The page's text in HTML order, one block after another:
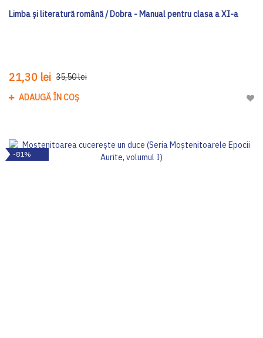
Limba şi literatură română / Dobra - Manual pentru clasa a XI-a
21,30 lei 35,50 lei
ADAUGĂ ÎN COȘ
-81%